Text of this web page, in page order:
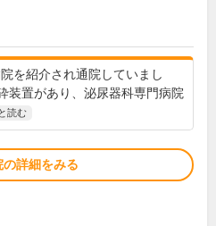
を紹介され通院していまし
装置があり、泌尿器科専門病院
読む
の詳細をみる